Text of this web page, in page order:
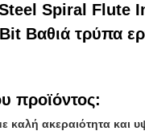
Spiral Flute
Βαθιά τρύπα
προϊόντος:
καλή ακεραιότητα και